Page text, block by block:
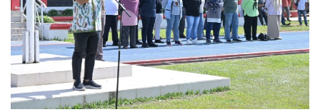
Nasional
Kesehatan
Foto